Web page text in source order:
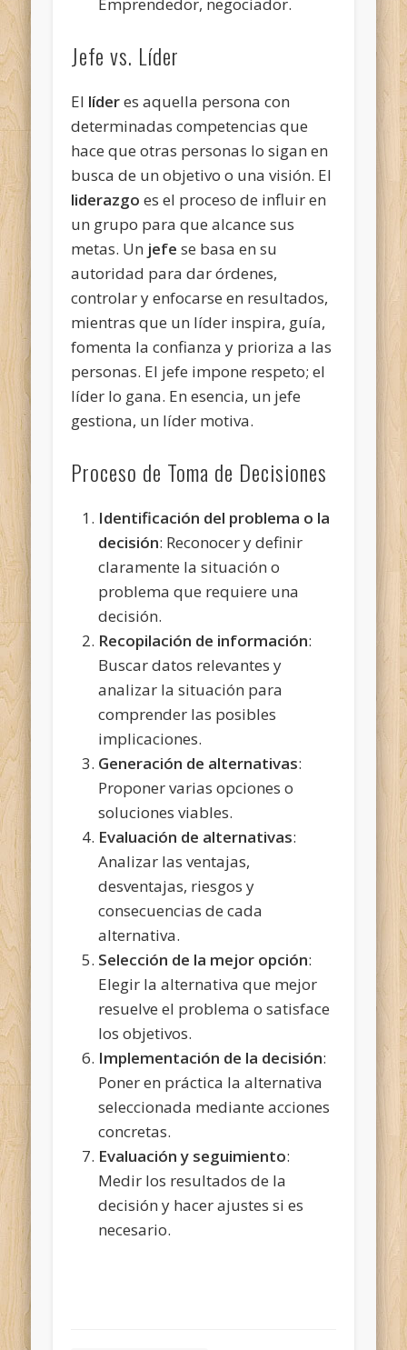
Jefe vs. Líder
El líderes aquella persona con
determinadas competencias que
hace que otras personas lo sigan en
busca de un objetivo o una visión. El
liderazgo es el proceso de influir en
un grupo para que alcance sus
metas. Un jefe se basa en su
autoridad para dar órdenes,
controlar y enfocarse en resultados,
mientras que un líder inspira, guía,
fomenta la confianza y prioriza a las
personas. El jefe impone respeto; el
líder lo gana. En esencia, un jefe
gestiona, un líder motiva.
Proceso de Toma de Decisiones
Identificación del problema o la
decisión: Reconocer y definir
claramente la situación o
problema que requiere una
decisión.
Recopilación de información:
Buscar datos relevantes y
analizar la situación para
comprender las posibles
implicaciones.
Generación de alternativas:
Proponer varias opciones o
soluciones viables.
Evaluación de alternativas:
Analizar las ventajas,
desventajas, riesgos y
consecuencias de cada
alternativa.
Selección de la mejor opción:
Elegir la alternativa que mejor
resuelve el problema o satisface
los objetivos.
Implementación de la decisión:
Poner en práctica la alternativa
seleccionada mediante acciones
concretas.
Evaluación y seguimiento:
Medir los resultados de la
decisión y hacer ajustes si es
necesario.